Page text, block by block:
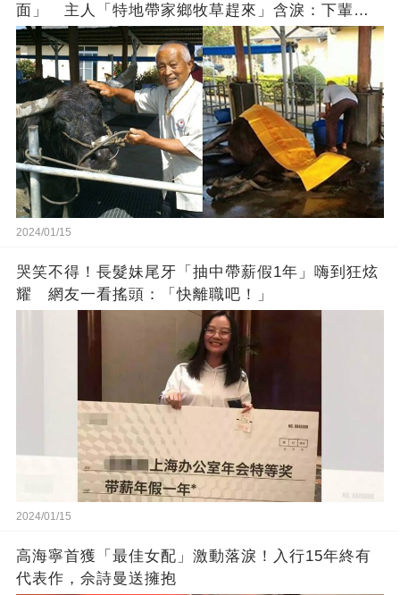
面」 主人「特地帶家鄉牧草趕來」含淚：下輩子
找個好人家
2024/01/15
哭笑不得！長髮妹尾牙「抽中帶薪假1年」嗨到狂炫
耀 網友一看搖頭：「快離職吧！」
2024/01/15
高海寧首獲「最佳女配」激動落淚！入行15年終有
代表作，佘詩曼送擁抱